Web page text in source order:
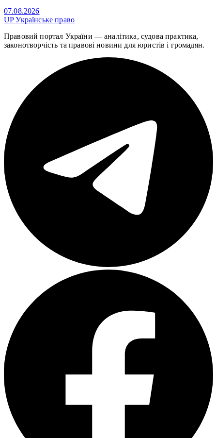
07.08.2026
UPУкраїнське право
Правовий портал України — аналітика, судова практика,
законотворчість та правові новини для юристів і громадян.